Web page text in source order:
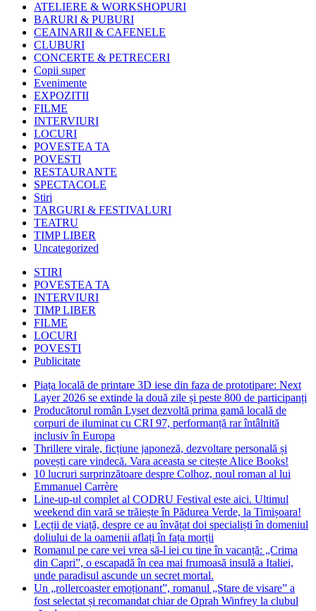
ATELIERE & WORKSHOPURI
BARURI & PUBURI
CEAINARII & CAFENELE
CLUBURI
CONCERTE & PETRECERI
Copii super
Evenimente
EXPOZITII
FILME
INTERVIURI
LOCURI
POVESTEA TA
POVESTI
RESTAURANTE
SPECTACOLE
Stiri
TARGURI & FESTIVALURI
TEATRU
TIMP LIBER
Uncategorized
STIRI
POVESTEA TA
INTERVIURI
TIMP LIBER
FILME
LOCURI
POVESTI
Publicitate
Piața locală de printare 3D iese din faza de prototipare: Next
Layer 2026 se extinde la două zile și peste 800 de participanți
Producătorul român Lyset dezvoltă prima gamă locală de
corpuri de iluminat cu CRI 97, performanță rar întâlnită
inclusiv în Europa
Thrillere virale, ficțiune japoneză, dezvoltare personală și
povești care vindecă. Vara aceasta se citește Alice Books!
10 lucruri surprinzătoare despre Colhoz, noul roman al lui
Emmanuel Carrère
Line-up-ul complet al CODRU Festival este aici. Ultimul
weekend din vară se trăiește în Pădurea Verde, la Timișoara!
Lecții de viață, despre ce au învățat doi specialiști în domeniul
doliului de la oamenii aflați în fața morții
Romanul pe care vei vrea să-l iei cu tine în vacanță: „Crima
din Capri”, o escapadă în cea mai frumoasă insulă a Italiei,
unde paradisul ascunde un secret mortal.
Un „rollercoaster emoționant”, romanul „Stare de visare” a
fost selectat și recomandat chiar de Oprah Winfrey la clubul